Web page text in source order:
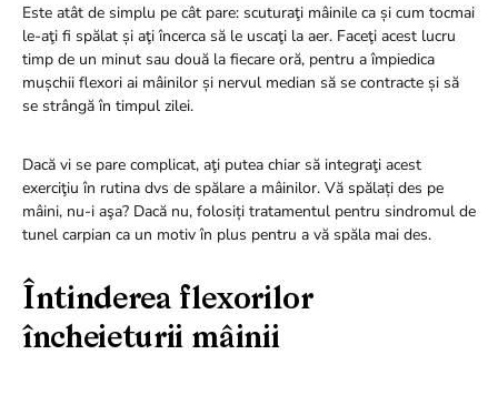
Este atât de simplu pe cât pare: scuturaţi mâinile ca și cum tocmai
le-aţi fi spălat și aţi încerca să le uscaţi la aer. Faceţi acest lucru
timp de un minut sau două la fiecare oră, pentru a împiedica
mușchii flexori ai mâinilor și nervul median să se contracte și să
se strângă în timpul zilei.
Dacă vi se pare complicat, aţi putea chiar să integraţi acest
exerciţiu în rutina dvs de spălare a mâinilor. Vă spălați des pe
mâini, nu-i aşa? Dacă nu, folosiți tratamentul pentru sindromul de
tunel carpian ca un motiv în plus pentru a vă spăla mai des.
Întinderea flexorilor
încheieturii mâinii